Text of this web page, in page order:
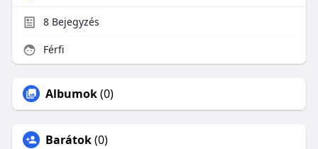
8Bejegyzés
Férfi
Albumok(0)
Barátok(0)